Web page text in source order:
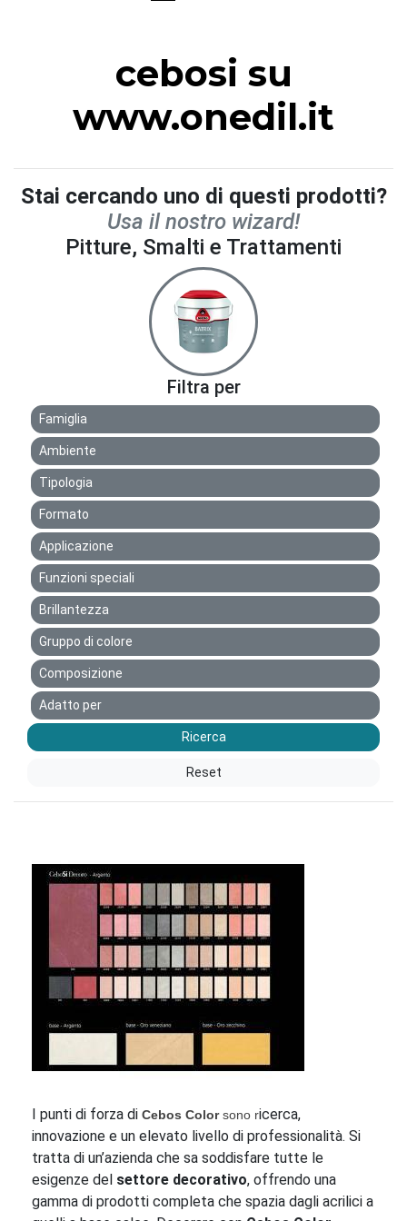
cebosi su
www.onedil.it
Stai cercando uno di questi prodotti?
Usa il nostro wizard!
Pitture, Smalti e Trattamenti
Filtra per
Famiglia
Ambiente
Tipologia
Formato
Applicazione
Funzioni speciali
Brillantezza
Gruppo di colore
Composizione
Adatto per
Ricerca
Reset
I punti di forza di Cebos Colorsono ricerca,
innovazione e un elevato livello di professionalità. Si
tratta di un’azienda che sa soddisfare tutte le
esigenze del settore decorativo, offrendo una
gamma di prodotti completa che spazia dagli acrilici a